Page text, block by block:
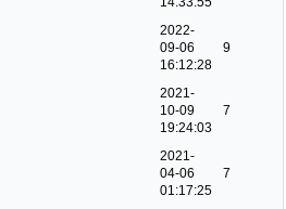
2022-
09-06
16:12:28
9
2021-
10-09
19:24:03
7
2021-
04-06
01:17:25
7